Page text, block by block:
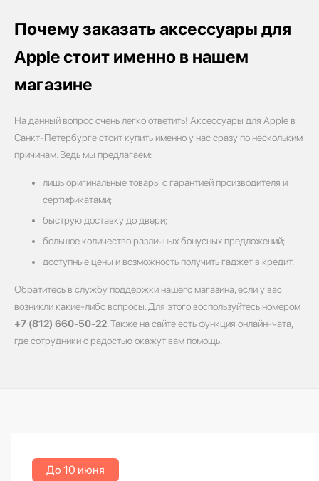
Почему заказать аксессуары для
Apple стоит именно в нашем
магазине
На данный вопрос очень легко ответить! Аксессуары для Apple в
Санкт-Петербурге стоит купить именно у нас сразу по нескольким
причинам. Ведь мы предлагаем:
лишь оригинальные товары с гарантией производителя и
сертификатами;
быструю доставку до двери;
большое количество различных бонусных предложений;
доступные цены и возможность получить гаджет в кредит.
Обратитесь в службу поддержки нашего магазина, если у вас
возникли какие-либо вопросы. Для этого воспользуйтесь номером
+7 (812) 660-50-22. Также на сайте есть функция онлайн-чата,
где сотрудники с радостью окажут вам помощь.
До 10 июня